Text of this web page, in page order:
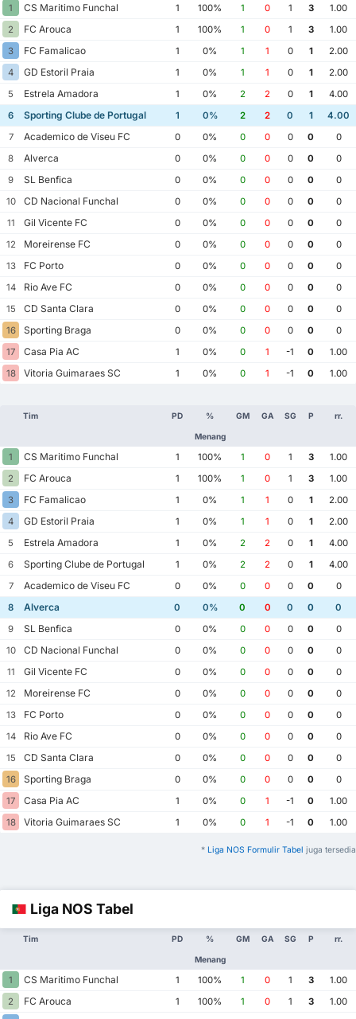
1 CS Maritimo Funchal 1 100% 1 0 1 3
1.00
2
FC Arouca 1 100% 1 0 1 3
1.00
3
FC Famalicao 1 0% 1 1 0 1
2.00
4
GD Estoril Praia 1 0% 1 1 0 1
2.00
5
Estrela Amadora 1 0% 2 2 0 1
4.00
6
Sporting Clube de Portugal 1 0% 2 2 0 1
4.00
7
Academico de Viseu FC 0 0% 0 0 0 0
0
8
Alverca 0 0% 0 0 0 0
0
9
SL Benfica 0 0% 0 0 0 0
0
10
CD Nacional Funchal 0 0% 0 0 0 0
0
11
Gil Vicente FC 0 0% 0 0 0 0
0
12
Moreirense FC 0 0% 0 0 0 0
0
13
FC Porto 0 0% 0 0 0 0
0
14
Rio Ave FC 0 0% 0 0 0 0
0
15
CD Santa Clara 0 0% 0 0 0 0
0
16
Sporting Braga 0 0% 0 0 0 0
0
17
Casa Pia AC 1 0% 0 1 -1 0
1.00
18
Vitoria Guimaraes SC 1 0% 0 1 -1 0 1.00
Tim PD %
Menang
GM GA SG P rr.
1 CS Maritimo Funchal 1 100% 1 0 1 3
1.00
2
FC Arouca 1 100% 1 0 1 3
1.00
3
FC Famalicao 1 0% 1 1 0 1
2.00
4
GD Estoril Praia 1 0% 1 1 0 1
2.00
5
Estrela Amadora 1 0% 2 2 0 1
4.00
6
Sporting Clube de Portugal 1 0% 2 2 0 1
4.00
7
Academico de Viseu FC 0 0% 0 0 0 0
0
8
Alverca 0 0% 0 0 0 0
0
9
SL Benfica 0 0% 0 0 0 0
0
10
CD Nacional Funchal 0 0% 0 0 0 0
0
11
Gil Vicente FC 0 0% 0 0 0 0
0
12
Moreirense FC 0 0% 0 0 0 0
0
13
FC Porto 0 0% 0 0 0 0
0
14
Rio Ave FC 0 0% 0 0 0 0
0
15
CD Santa Clara 0 0% 0 0 0 0
0
16
Sporting Braga 0 0% 0 0 0 0
0
17
Casa Pia AC 1 0% 0 1 -1 0
1.00
18
Vitoria Guimaraes SC 1 0% 0 1 -1 0 1.00
* Liga NOS Formulir Tabel juga tersedia
Liga NOS Tabel
Tim PD %
Menang
GM GA SG P rr.
1 CS Maritimo Funchal 1 100% 1 0 1 3
1.00
2
FC Arouca 1 100% 1 0 1 3
1.00